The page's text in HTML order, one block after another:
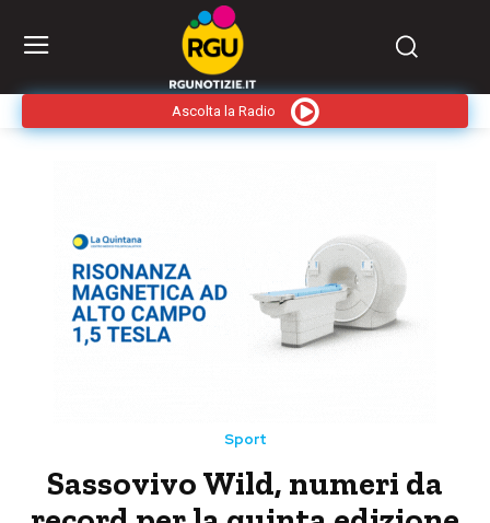
Ascolta la Radio
Sport
Sassovivo Wild, numeri da